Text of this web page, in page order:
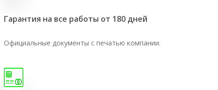
Гарантия на все работы от 180 дней
Официальные документы с печатью компании.